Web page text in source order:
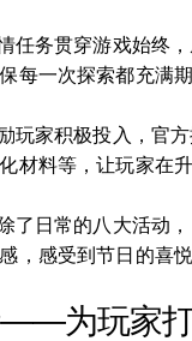
任务贯穿游戏始终
每一次探索都充满
玩家积极投入，官
材料等，让玩家在
了日常的八大活动
，感受到节日的喜悦
为玩家